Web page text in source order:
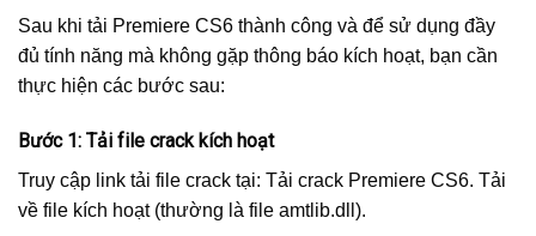
Sau khi tải Premiere CS6 thành công và để sử dụng đầy
đủ tính năng mà không gặp thông báo kích hoạt, bạn cần
thực hiện các bước sau:
Bước 1: Tải file crack kích hoạt
Truy cập link tải file crack tại: Tải crack Premiere CS6. Tải
về file kích hoạt (thường là file amtlib.dll).